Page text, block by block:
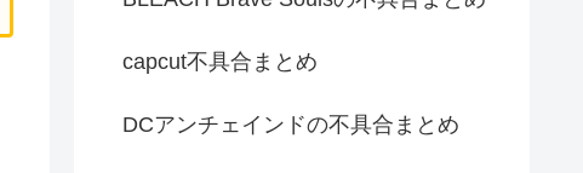
capcut不具合まとめ
DCアンチェインドの不具合まとめ